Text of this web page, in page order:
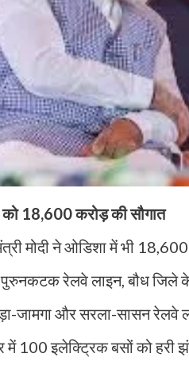
18,600 करोड़ की सौगात
मोदी ने ओडिशा में भी
रेलवे लाइन, बौध जिले
जामगा और सरला-सासन रेलवे
में 100 इलेक्ट्रिक बसों को हरी